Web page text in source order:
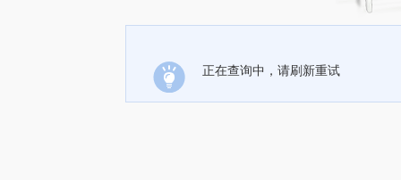
正在查询中，请刷新重试